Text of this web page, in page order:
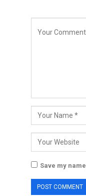
Save my